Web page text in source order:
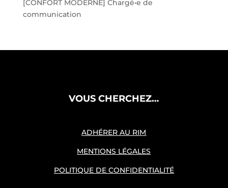
[CONFORT MODERNE] Chargé•e de
communication
VOUS CHERCHEZ…
ADHÉRER AU RIM
MENTIONS LÉGALES
POLITIQUE DE CONFIDENTIALITÉ